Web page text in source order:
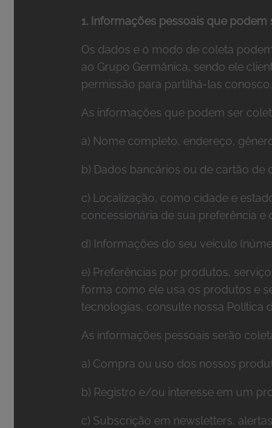
1. Informações pessoais que podem
Os dados e o modo de coleta
ao Grupo Germânica, sendo ele
permissão para partilhá-las conosco.
As informações que podem ser
a) Nome completo, endereço,
b) Dados bancários ou de cartão
c) Localização, como cidade e
concessionária de sua preferência
d) Informações do seu veículo
e) Preferências por produtos,
forma como ele usa os produtos e
tecnologias, consulte nossa Política
As informações pessoais serão
a) Compra ou uso dos nossos
b) Registro e/ou interesse em um
c) Subscrição em newsletters,